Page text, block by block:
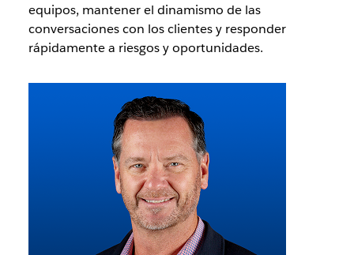
equipos, mantener el dinamismo de las
conversaciones con los clientes y responder
rápidamente a riesgos y oportunidades.